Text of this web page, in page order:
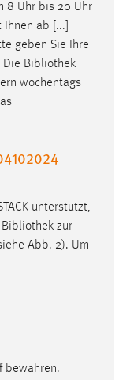
8 Uhr bis 20 Uhr
ab [...]
geben Sie Ihre
Bibliothek
wochentags
unterstützt,
Bibliothek zur
Abb. 2). Um
bewahren.